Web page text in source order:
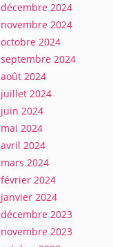
décembre 2024
novembre 2024
octobre 2024
septembre 2024
août 2024
juillet 2024
juin 2024
mai 2024
avril 2024
mars 2024
février 2024
janvier 2024
décembre 2023
novembre 2023